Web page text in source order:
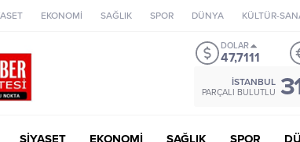
EKONOMİ SAĞLIK SPOR DÜNYA KÜLTÜR-
DOLAR
47,7111
İSTANBUL
PARÇALI BULUTLU
SİYASET EKONOMİ SAĞLIK SPOR